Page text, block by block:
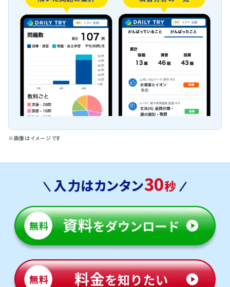
※画像はイメージです